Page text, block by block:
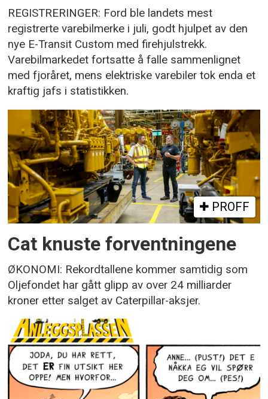
REGISTRERINGER: Ford ble landets mest
registrerte varebilmerke i juli, godt hjulpet av den
nye E-Transit Custom med firehjulstrekk.
Varebilmarkedet fortsatte å falle sammenlignet
med fjoråret, mens elektriske varebiler tok enda et
kraftig jafs i statistikken.
PROFF
Cat knuste forventningene
ØKONOMI: Rekordtallene kommer samtidig som
Oljefondet har gått glipp av over 24 milliarder
kroner etter salget av Caterpillar-aksjer.